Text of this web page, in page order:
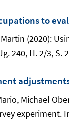
to
(2020):
240, H. 2/3, S.
Michael
experiment.